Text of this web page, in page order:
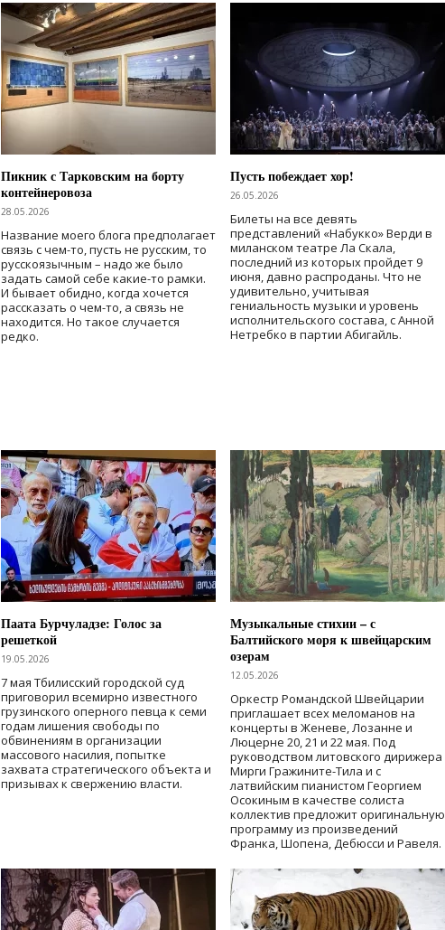
Пикник с Тарковским на борту
контейнеровоза
28.05.2026
Название моего блога предполагает
связь с чем-то, пусть не русским, то
русскоязычным – надо же было
задать самой себе какие-то рамки.
И бывает обидно, когда хочется
рассказать о чем-то, а связь не
находится. Но такое случается
редко.
Пусть побеждает хор!
26.05.2026
Билеты на все девять
представлений «Набукко» Верди в
миланском театре Ла Скала,
последний из которых пройдет 9
июня, давно распроданы. Что не
удивительно, учитывая
гениальность музыки и уровень
исполнительского состава, с Анной
Нетребко в партии Абигайль.
Паата Бурчуладзе: Голос за
решеткой
19.05.2026
7 мая Тбилисский городской суд
приговорил всемирно известного
грузинского оперного певца к семи
годам лишения свободы по
обвинениям в организации
массового насилия, попытке
захвата стратегического объекта и
призывах к свержению власти.
Музыкальные стихии – с
Балтийского моря к швейцарским
озерам
12.05.2026
Оркестр Романдской Швейцарии
приглашает всех меломанов на
концерты в Женеве, Лозанне и
Люцерне 20, 21 и 22 мая. Под
руководством литовского дирижера
Мирги Гражините-Тила и с
латвийским пианистом Георгием
Осокиным в качестве солиста
коллектив предложит оригинальную
программу из произведений
Франка, Шопена, Дебюсси и Равеля.